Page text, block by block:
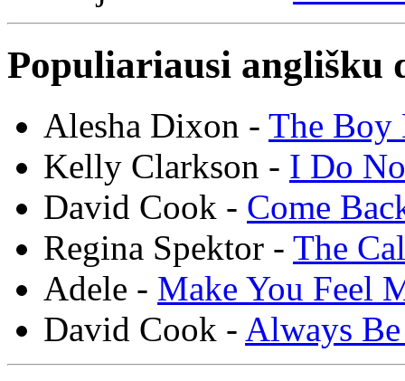
Populiariausi anglišku
Alesha Dixon - The Boy
Kelly Clarkson - I Do
David Cook - Come
Regina Spektor - The
Adele - Make You Feel
David Cook - Always